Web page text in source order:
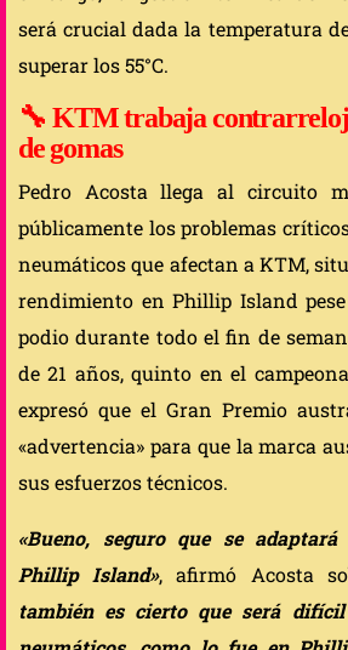
será crucial dada la temperatura
superar los 55°C.
🔧 KTM trabaja contrarreloj
de gomas
Pedro Acosta llega al circuito
públicamente los problemas
neumáticos que afectan a KTM,
rendimiento en Phillip Island
podio durante todo el fin de
de 21 años, quinto en el
expresó que el Gran Premio
«advertencia» para que la marca
sus esfuerzos técnicos.
«Bueno, seguro que se
Phillip Island», afirmó Acosta
también es cierto que será